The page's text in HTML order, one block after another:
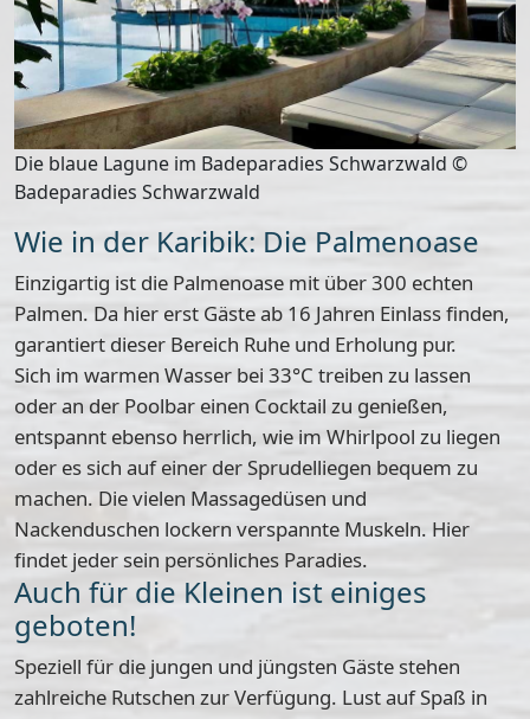
Die blaue Lagune im Badeparadies Schwarzwald ©
Badeparadies Schwarzwald
Wie in der Karibik: Die Palmenoase
Einzigartig ist die Palmenoase mit über 300 echten
Palmen. Da hier erst Gäste ab 16 Jahren Einlass finden,
garantiert dieser Bereich Ruhe und Erholung pur.
Sich im warmen Wasser bei 33°C treiben zu lassen
oder an der Poolbar einen Cocktail zu genießen,
entspannt ebenso herrlich, wie im Whirlpool zu liegen
oder es sich auf einer der Sprudelliegen bequem zu
machen. Die vielen Massagedüsen und
Nackenduschen lockern verspannte Muskeln. Hier
findet jeder sein persönliches Paradies.
Auch für die Kleinen ist einiges
geboten!
Speziell für die jungen und jüngsten Gäste stehen
zahlreiche Rutschen zur Verfügung. Lust auf Spaß in